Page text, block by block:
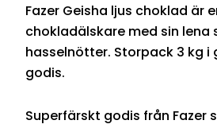
Fazer Geisha ljus choklad är
chokladälskare med sin lena
hasselnötter. Storpack 3 kg
godis.
Superfärskt godis från Fazer